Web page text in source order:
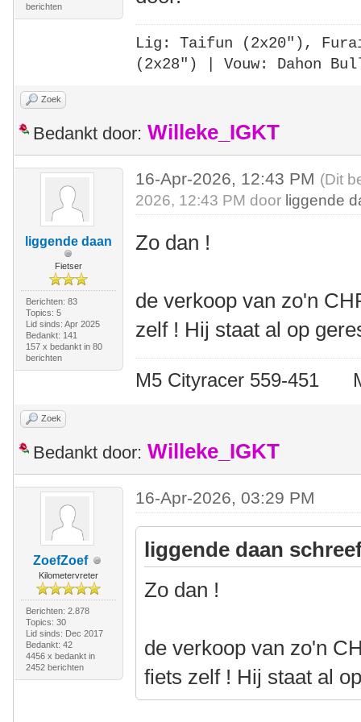
berichten
Lig: Taifun (2x20"),
(2x28")
| Vouw: Dahon
Zoek
Bedankt door: Willeke_IGKT
liggende daan
Fietser
Berichten: 83
Topics: 5
Lid sinds: Apr 2025
Bedankt: 141
157 x bedankt in 80
berichten
16-Apr-2026, 12:43 PM (Dit
2026, 12:43 PM door liggende
Zo dan !
de verkoop van zo'n
zelf ! Hij staat al op
M5 Cityracer 559-451
Zoek
Bedankt door: Willeke_IGKT
ZoefZoef
Kilometervreter
Berichten: 2.878
Topics: 30
Lid sinds: Dec 2017
Bedankt: 42
4456 x bedankt in
2452 berichten
16-Apr-2026, 03:29 PM
liggende daan
Zo dan !
de verkoop van zo'n
fiets zelf ! Hij staat al